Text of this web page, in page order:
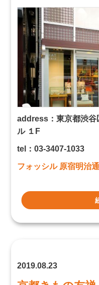
address：東京都渋谷
ル １F
tel：03-3407-1033
フォッシル 原宿明治
2019.08.23